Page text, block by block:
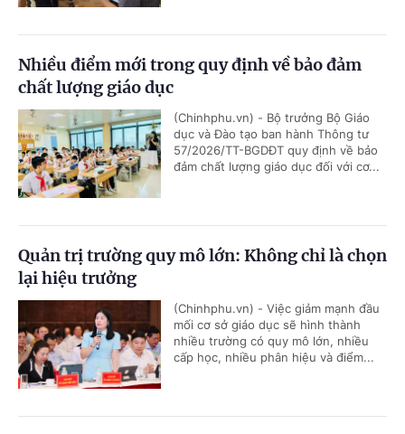
Nhiều điểm mới trong quy định về bảo đảm
chất lượng giáo dục
(Chinhphu.vn) - Bộ trưởng Bộ Giáo
dục và Đào tạo ban hành Thông tư
57/2026/TT-BGDĐT quy định về bảo
đảm chất lượng giáo dục đối với cơ...
Quản trị trường quy mô lớn: Không chỉ là chọn
lại hiệu trưởng
(Chinhphu.vn) - Việc giảm mạnh đầu
mối cơ sở giáo dục sẽ hình thành
nhiều trường có quy mô lớn, nhiều
cấp học, nhiều phân hiệu và điểm...